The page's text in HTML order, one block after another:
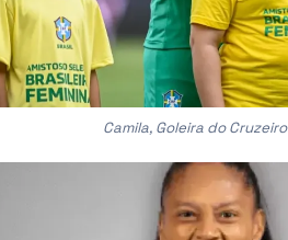
Camila, Goleira do Cruzeiro